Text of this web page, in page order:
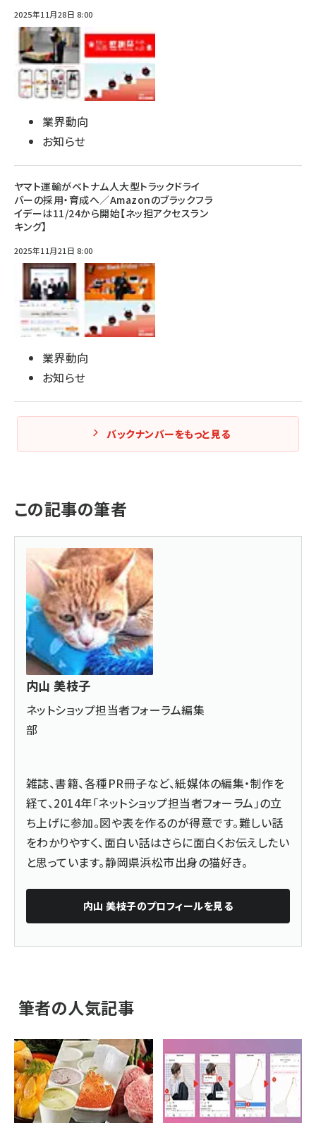
2025年11月28日 8:00
業界動向
お知らせ
ヤマト運輸がベトナム人大型トラックドライ
バーの採用・育成へ／Amazonのブラックフラ
イデーは11/24から開始【ネッ担アクセスラン
キング】
2025年11月21日 8:00
業界動向
お知らせ
バックナンバーをもっと見る
この記事の筆者
内山 美枝子
ネットショップ担当者フォーラム編集
部
雑誌、書籍、各種PR冊子など、紙媒体の編集・制作を
経て、2014年「ネットショップ担当者フォーラム」の立
ち上げに参加。図や表を作るのが得意です。難しい話
をわかりやすく、面白い話はさらに面白くお伝えしたい
と思っています。静岡県浜松市出身の猫好き。
内山 美枝子のプロフィールを見る
筆者の人気記事